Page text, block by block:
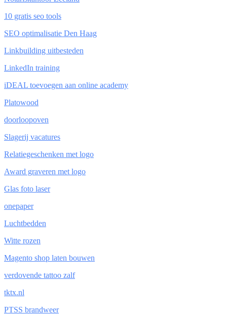
10 gratis seo tools
SEO optimalisatie Den Haag
Linkbuilding uitbesteden
LinkedIn training
iDEAL toevoegen aan online academy
Platowood
doorloopoven
Slagerij vacatures
Relatiegeschenken met logo
Award graveren met logo
Glas foto laser
onepaper
Luchtbedden
Witte rozen
Magento shop laten bouwen
verdovende tattoo zalf
tktx.nl
PTSS brandweer